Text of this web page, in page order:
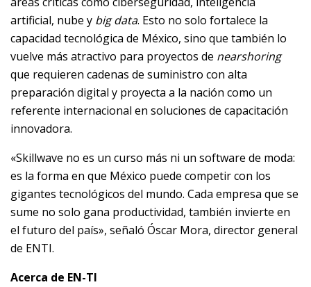
artificial, nube y big data. Esto no solo fortalece la
capacidad tecnológica de México, sino que también lo
vuelve más atractivo para proyectos de nearshoring
que requieren cadenas de suministro con alta
preparación digital y proyecta a la nación como un
referente internacional en soluciones de capacitación
innovadora.
«Skillwave no es un curso más ni un software de moda:
es la forma en que México puede competir con los
gigantes tecnológicos del mundo. Cada empresa que se
sume no solo gana productividad, también invierte en
el futuro del país», señaló Óscar Mora, director general
de ENTI.
Acerca de EN-TI